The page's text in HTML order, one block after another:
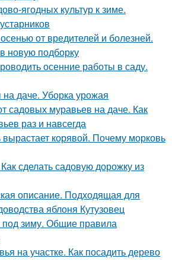
ягодных культур к зиме.
от вредителей и болезней.
новую подборку
осенние работы в саду.
даче. Уборка урожая
садовых муравьев на даче. Как
раз и навсегда
корявой. Почему морковь
сделать садовую дорожку из
описание. Подходящая для
яблоня Кутузовец
под зиму. Общие правила
на участке. Как посадить дерево